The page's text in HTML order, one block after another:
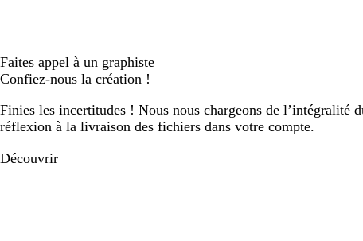
Faites appel à un graphiste
Confiez-nous la création !
Finies les incertitudes ! Nous nous chargeons de l’intégralité
réflexion à la livraison des fichiers dans votre compte.
Découvrir